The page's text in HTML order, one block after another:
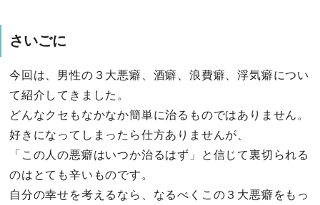
さいごに
今回は、男性の３大悪癖、酒癖、浪費癖、浮気癖につい
て紹介してきました。
どんなクセもなかなか簡単に治るものではありません。
好きになってしまったら仕方ありませんが、
「この人の悪癖はいつか治るはず」と信じて裏切られる
のはとても辛いものです。
自分の幸せを考えるなら、なるべくこの３大悪癖をもっ